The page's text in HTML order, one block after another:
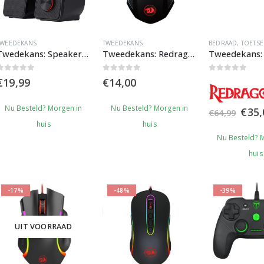
Twedekans: Speakers Redragon GS500 Stentor
19,99
Nu Besteld? Morgen in
huis
TWEEDEKANS
Tweedekans: Redragon M601 Centrophorous
€14,00
Nu Besteld? Morgen in
huis
BEDRAAD,
€64,99
prijs
was:
€
Nu Besteld?
huis
-17%
UIT VOORRAAD
-48% -39%